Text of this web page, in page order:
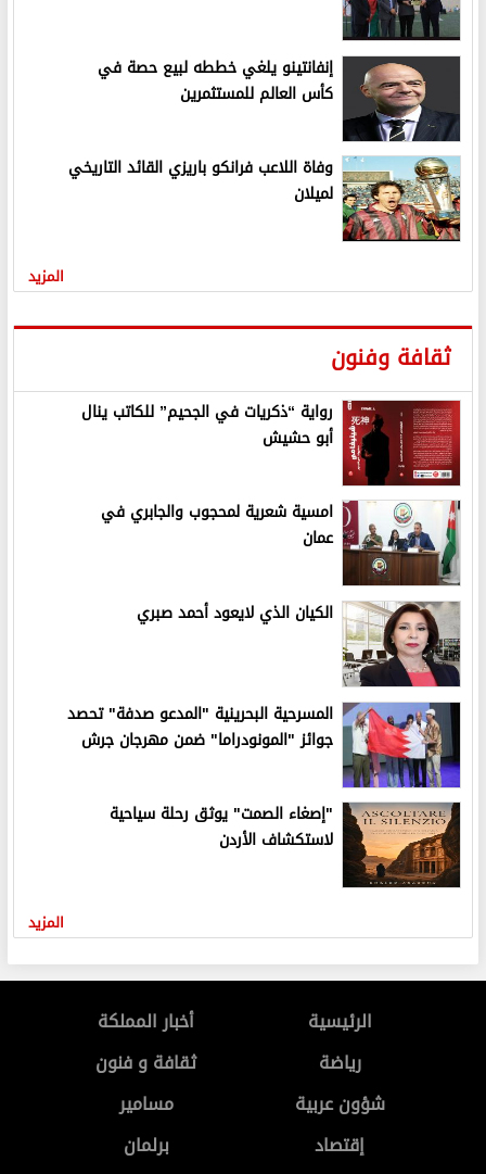
إنفانتينو يلغي خططه لبيع حصة في
كأس العالم للمستثمرين
وفاة اللاعب فرانكو باريزي القائد التاريخي
لميلان
المزيد
ثقافة وفنون
رواية “ذكريات في الجحيم” للكاتب ينال
أبو حشيش
امسية شعرية لمحجوب والجابري في
عمان
الكيان الذي لايعود أحمد صبري
المسرحية البحرينية "المدعو صدفة" تحصد
جوائز "المونودراما" ضمن مهرجان جرش
"إصغاء الصمت" يوثق رحلة سياحية
لاستكشاف الأردن
المزيد
الرئيسية
أخبار المملكة
رياضة
ثقافة و فنون
شؤون عربية
مسامير
إقتصاد
برلمان